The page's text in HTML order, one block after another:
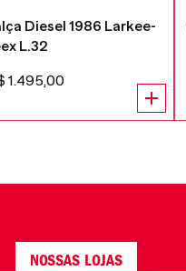
Diesel 1986 Larkee-
L.32
1.495,00
NOSSAS LOJAS